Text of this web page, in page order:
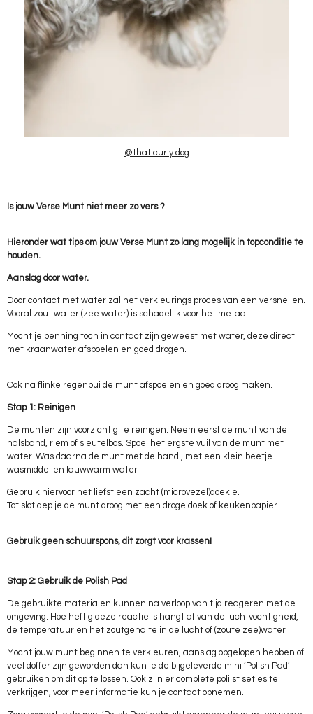
@that.curly.dog
Is jouw Verse Munt niet meer zo vers ?
Hieronder wat tips om jouw Verse Munt zo lang mogelijk in topconditie te
houden.
Aanslag door water.
Door contact met water zal het verkleurings proces van een versnellen.
Vooral zout water (zee water) is schadelijk voor het metaal.
Mocht je penning toch in contact zijn geweest met water, deze direct
met kraanwater afspoelen en goed drogen.
Ook na flinke regenbui de munt afspoelen en goed droog maken.
Stap 1: Reinigen
De munten zijn voorzichtig te reinigen. Neem eerst de munt van de
halsband, riem of sleutelbos. Spoel het ergste vuil van de munt met
water. Was daarna de munt met de hand , met een klein beetje
wasmiddel en lauwwarm water.
Gebruik hiervoor het liefst een zacht (microvezel)doekje.
Tot slot dep je de munt droog met een droge doek of keukenpapier.
Gebruik geen schuurspons, dit zorgt voor krassen!
Stap 2: Gebruik de Polish Pad
De gebruikte materialen kunnen na verloop van tijd reageren met de
omgeving. Hoe heftig deze reactie is hangt af van de luchtvochtigheid,
de temperatuur en het zoutgehalte in de lucht of (zoute zee)water.
Mocht jouw munt beginnen te verkleuren, aanslag opgelopen hebben of
veel doffer zijn geworden dan kun je de bijgeleverde mini ‘Polish Pad’
gebruiken om dit op te lossen. Ook zijn er complete polijst setjes te
verkrijgen, voor meer informatie kun je contact opnemen.